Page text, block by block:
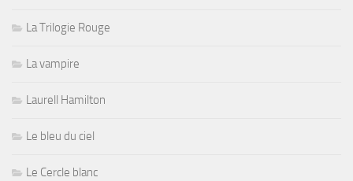
La Trilogie Rouge
La vampire
Laurell Hamilton
Le bleu du ciel
Le Cercle blanc